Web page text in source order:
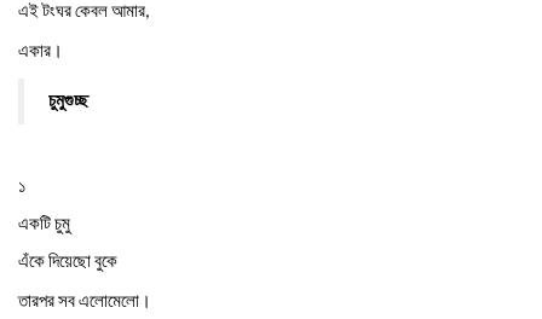
এইটংঘরকেবলআমার,
একার ।
চুমুগুচ্ছ
১
একটিচুমু
এঁকেদিয়েছোবুকে
তারপরসবএলোমেলো ।